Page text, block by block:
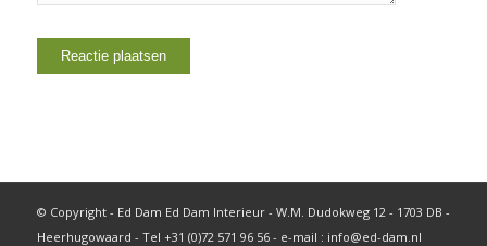
© Copyright - Ed Dam Ed Dam Interieur - W.M. Dudokweg 12 - 1703 DB -
Heerhugowaard - Tel +31 (0)72 571 96 56 - e-mail : info@ed-dam.nl